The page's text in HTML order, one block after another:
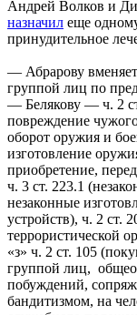
Андрей Волков и
назначил еще
принудительное
— Абрарову
группой лиц по
— Белякову — ч. 2
повреждение
оборот оружия и
изготовление
приобретение,
ч. 3 ст. 223.1
незаконные
устройств), ч. 2 ст.
террористической
«з» ч. 2 ст. 105
группой лиц,
побуждений,
бандитизмом, на